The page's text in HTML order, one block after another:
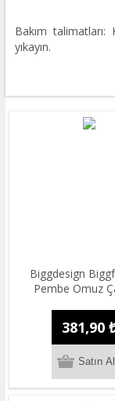
Bakım
yıkayın.
Biggdesign
Pembe Omuz
381,90